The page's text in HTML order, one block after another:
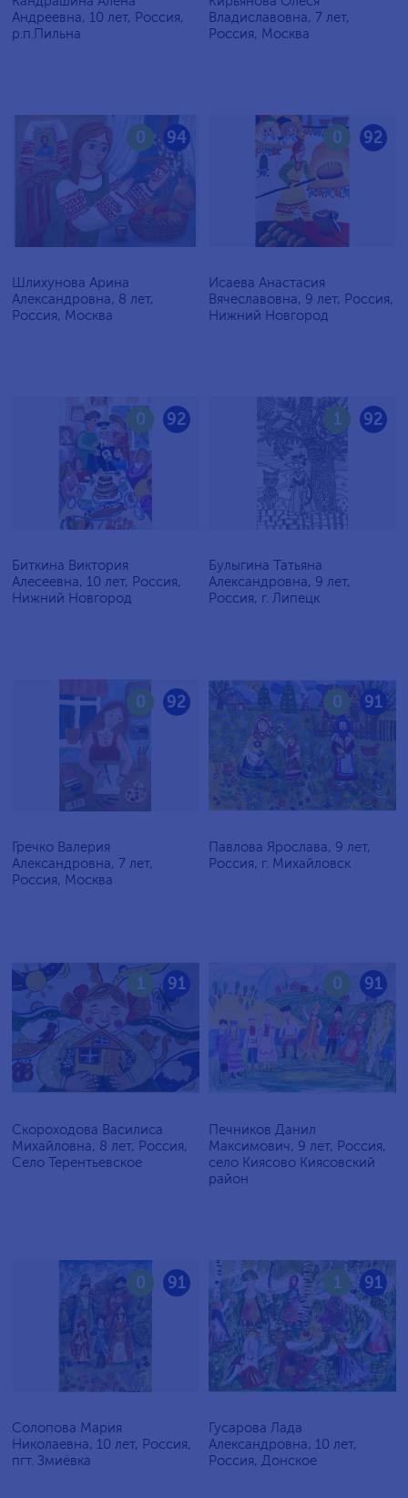
Андреевна, 10 лет, Россия,
р.п.Пильна
Владиславовна, 7 лет,
Россия, Москва
94
0
Шлихунова Арина
Александровна, 8 лет,
Россия, Москва
92
0
Исаева Анастасия
Вячеславовна, 9 лет, Россия,
Нижний Новгород
92
0
Биткина Виктория
Алесеевна, 10 лет, Россия,
Нижний Новгород
92
1
Булыгина Татьяна
Александровна, 9 лет,
Россия, г. Липецк
92
0
Гречко Валерия
Александровна, 7 лет,
Россия, Москва
91
0
Павлова Ярослава, 9 лет,
Россия, г. Михайловск
91
1
Скороходова Василиса
Михайловна, 8 лет, Россия,
Село Терентьевское
91
0
Печников Данил
Максимович, 9 лет, Россия,
село Киясово Киясовский
район
91
0
Солопова Мария
Николаевна, 10 лет, Россия,
пгт. Змиёвка
91
1
Гусарова Лада
Александровна, 10 лет,
Россия, Донское